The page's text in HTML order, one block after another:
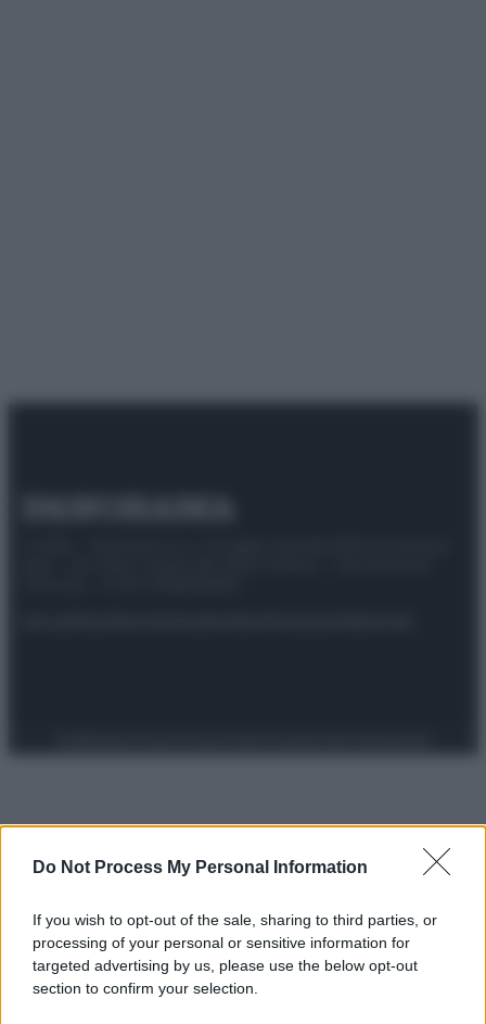
Do Not Process My Personal Information
If you wish to opt-out of the sale, sharing to third parties, or
processing of your personal or sensitive information for
targeted advertising by us, please use the below opt-out
section to confirm your selection.